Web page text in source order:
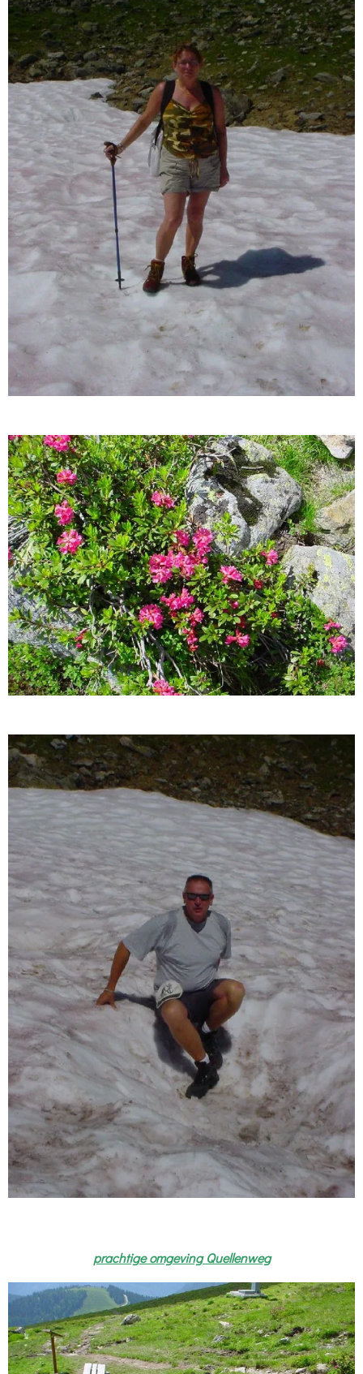
prachtige omgeving Quellenweg